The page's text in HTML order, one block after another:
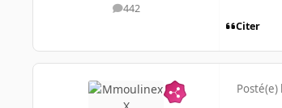
442
messages
Citer
Posté(e)